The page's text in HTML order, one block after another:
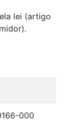
lei (artigo
000